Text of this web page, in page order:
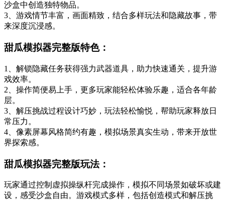
沙盒中创造独特物品。
3、游戏情节丰富，画面精致，结合多样玩法和隐藏故事，带
来深度沉浸感。
甜瓜模拟器完整版特色：
1、解锁隐藏任务获得强力武器道具，助力快速通关，提升游
戏效率。
2、操作简便易上手，更多玩家能轻松体验乐趣，适合各年龄
层。
3、解压挑战过程设计巧妙，玩法轻松愉悦，帮助玩家释放日
常压力。
4、像素屏幕风格简约有趣，模拟场景真实生动，带来开放世
界探索感。
甜瓜模拟器完整版玩法：
玩家通过控制虚拟操纵杆完成操作，模拟不同场景如破坏或建
设，感受沙盒自由。游戏模式多样，包括创造模式和解压挑